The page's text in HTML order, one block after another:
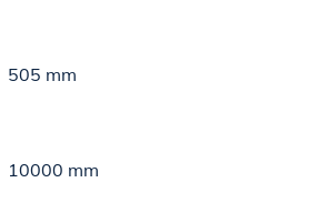
505 mm
10000 mm